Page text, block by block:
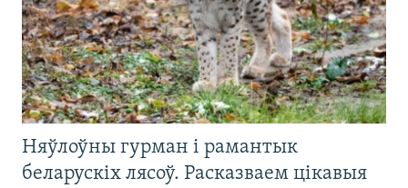
Няўлоўны гурман і рамантык
беларускіх лясоў. Расказваем цікавыя